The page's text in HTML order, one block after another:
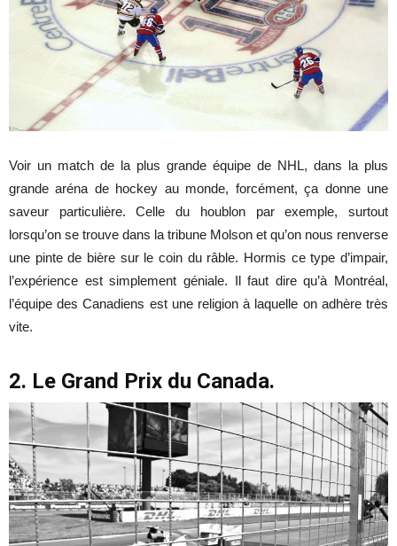
Voir un match de la plus grande équipe de NHL, dans la plus
grande aréna de hockey au monde, forcément, ça donne une
saveur particulière. Celle du houblon par exemple, surtout
lorsqu’on se trouve dans la tribune Molson et qu’on nous renverse
une pinte de bière sur le coin du râble. Hormis ce type d’impair,
l’expérience est simplement géniale. Il faut dire qu’à Montréal,
l’équipe des Canadiens est une religion à laquelle on adhère très
vite.
2. Le Grand Prix du Canada.